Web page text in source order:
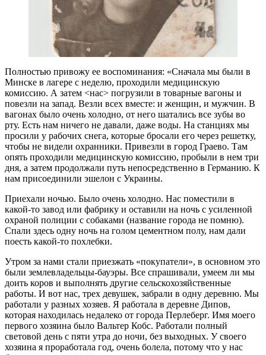
Полностью привожу ее воспоминания: «Сначала мы были в
Минске в лагере с неделю, проходили медицинскую
комиссию. А затем <нас> погрузили в товарные вагоны и
повезли на запад. Везли всех вместе: и женщин, и мужчин. В
вагонах было очень холодно, от него шатались все зубы во
рту. Есть нам ничего не давали, даже воды. На станциях мы
просили у рабочих снега, которые бросали его через решетку,
чтобы не видели охранники. Привезли в город Граево. Там
опять проходили медицинскую комиссию, пробыли в нем три
дня, а затем продолжали путь непосредственно в Германию. К
нам присоединили эшелон с Украины.
Приехали ночью. Было очень холодно. Нас поместили в
какой-то завод или фабрику и оставили на ночь с усиленной
охраной полиции с собаками (название города не помню).
Спали здесь одну ночь на голом цементном полу, нам дали
поесть какой-то похлебки.
Утром за нами стали приезжать «покупатели», в основном это
были землевладельцы-бауэры. Все спрашивали, умеем ли мы
доить коров и выполнять другие сельскохозяйственные
работы. И вот нас, трех девушек, забрали в одну деревню. Мы
работали у разных хозяев. Я работала в деревне Дипов,
которая находилась недалеко от города Перлеберг. Имя моего
первого хозяина было Вальтер Кобс. Работали полный
световой день с пяти утра до ночи, без выходных. У своего
хозяина я проработала год, очень болела, потому что у нас